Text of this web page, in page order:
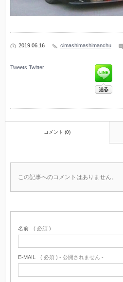
2019 06.16 cimashimashimanchu
Tweets Twitter
コメント (0)
この記事へのコメントはありません。
名前 ( 必須 )
E-MAIL ( 必須 ) - 公開されません -